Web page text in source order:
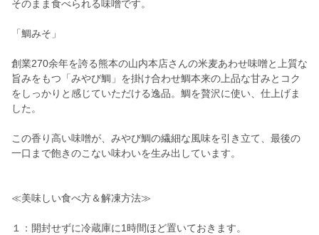
そのまま食べられる味噌です。
「鯛みそ」
創業270余年を誇る熊本の山内本店さんの米麦あわせ味噌と上質な
旨みをもつ「みやび鯛」を掛け合わせ鯛本来の上品な甘みとコク
をしっかりと感じていただける逸品。鯛を贅沢に使い、仕上げま
した。
この香り高い味噌が、みやび鯛の繊細な風味を引き立て、最後の
一口まで飽きのこない味わいを生み出しています。
≪美味しい食べ方＆解凍方法≫
１：開封せずに冷蔵庫に1時間ほど置いておきます。